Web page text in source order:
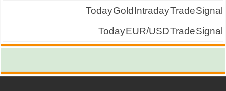
Today Gold Intraday Trade Signal
Today EUR/USD Trade Signal